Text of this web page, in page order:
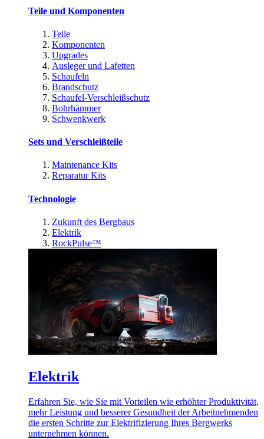
Teile und Komponenten
Teile
Komponenten
Upgrades
Ausleger und Lafetten
Schaufeln
Brandschutz
Schaufel-Verschleißschutz
Bohrhämmer
Schwenkwerk
Sets und Verschleißteile
Maintenance Kits
Reparatur Kits
Technologie
Zukunft des Bergbaus
Elektrik
RockPulse™
Elektrik
Erfahren Sie, wie Sie mit Vorteilen wie erhöhter Produktivität,
mehr Leistung und besserer Gesundheit der Arbeitnehmenden
die ersten Schritte zur Elektrifizierung Ihres Bergwerks
unternehmen können.